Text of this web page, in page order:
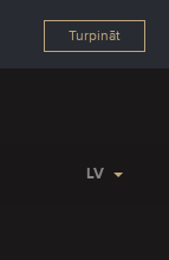
Turpināt
LV